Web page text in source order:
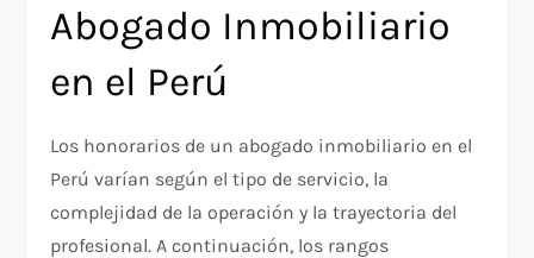
Abogado Inmobiliario
en el Perú
Los honorarios de un abogado inmobiliario en el
Perú varían según el tipo de servicio, la
complejidad de la operación y la trayectoria del
profesional. A continuación, los rangos